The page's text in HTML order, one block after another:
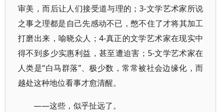
审美，而后让人们接受道与理的；3-文学艺术家所说
之事之理都是自己先感动不已，憋不住了才将其加工
打磨出来，喻晓众人；4-真正的文学艺术家在现实中
得不到多少实惠利益，甚至遭迫害；5-文学艺术家在
人类是“白马群落”、极少数，常常被社会边缘化，而
越处这种地位看事才愈清醒。
——这些，似乎扯远了。